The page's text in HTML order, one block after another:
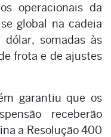
operacionais da
global na cadeia
somadas às
frota e de ajustes
garantiu que os
receberão
a Resolução 400